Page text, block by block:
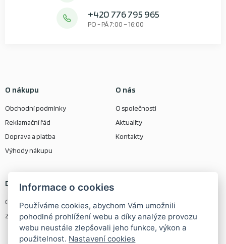
+420 776 795 965
PO - PÁ 7:00 – 16:00
O nákupu
Obchodní podmínky
Reklamační řád
Doprava a platba
Výhody nákupu
O nás
O společnosti
Aktuality
Kontakty
Další odkazy
Ochrana osobních údajů
Zásady používání cookie
Rolizo s r.o.
Osobní odběr zboží na adrese:
Žabeň 216
Informace o cookies
Používáme cookies, abychom Vám umožnili
pohodlné prohlížení webu a díky analýze provozu
webu neustále zlepšovali jeho funkce, výkon a
použitelnost. Nastavení cookies